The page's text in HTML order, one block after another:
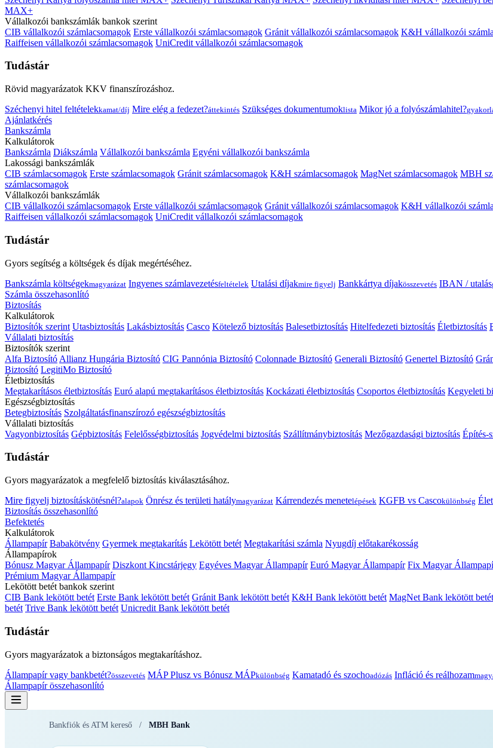
MAX+
Vállalkozói bankszámlák bankok szerint
CIB vállalkozói számlacsomagok Erste vállalkozói számlacsomagok Gránit vállalkozói számlacsomagok K&H vállalkozói
Raiffeisen vállalkozói számlacsomagok UniCredit vállalkozói számlacsomagok
Tudástár
Rövid magyarázatok KKV finanszírozáshoz.
Széchenyi hitel feltételekkamat/díj Mire elég a fedezet?áttekintés Szükséges dokumentumoklista Mikor jó a folyószámlahitel?
Ajánlatkérés
Bankszámla
Kalkulátorok
Bankszámla Diákszámla Vállalkozói bankszámla Egyéni vállalkozói bankszámla
Lakossági bankszámlák
CIB számlacsomagok Erste számlacsomagok Gránit számlacsomagok K&H számlacsomagok MagNet számlacsomagok MBH
számlacsomagok
Vállalkozói bankszámlák
CIB vállalkozói számlacsomagok Erste vállalkozói számlacsomagok Gránit vállalkozói számlacsomagok K&H vállalkozói
Raiffeisen vállalkozói számlacsomagok UniCredit vállalkozói számlacsomagok
Tudástár
Gyors segítség a költségek és díjak megértéséhez.
Bankszámla költségekmagyarázat Ingyenes számlavezetésfeltételek Utalási díjakmire figyelj Bankkártya díjakösszevetés IBAN / utalás
Számla összehasonlító
Biztosítás
Kalkulátorok
Biztosítók szerint Utasbiztosítás Lakásbiztosítás Casco Kötelező biztosítás Balesetbiztosítás Hitelfedezeti biztosítás Életbiztosítás
Vállalati biztosítás
Biztosítók szerint
Alfa Biztosító Allianz Hungária Biztosító CIG Pannónia Biztosító Colonnade Biztosító Generali Biztosító Genertel Biztosító
Biztosító LegitiMo Biztosító
Életbiztosítás
Megtakarításos életbiztosítás Euró alapú megtakarításos életbiztosítás Kockázati életbiztosítás Csoportos életbiztosítás Kegyeleti
Egészségbiztosítás
Betegbiztosítás Szolgáltatásfinanszírozó egészségbiztosítás
Vállalati biztosítás
Vagyonbiztosítás Gépbiztosítás Felelősségbiztosítás Jogvédelmi biztosítás Szállítmánybiztosítás Mezőgazdasági biztosítás Építés-
Tudástár
Gyors magyarázatok a megfelelő biztosítás kiválasztásához.
Mire figyelj biztosításkötésnél?alapok Önrész és területi hatálymagyarázat Kárrendezés menetelépések KGFB vs Cascokülönbség
Biztosítás összehasonlító
Befektetés
Kalkulátorok
Állampapír Babakötvény Gyermek megtakarítás Lekötött betét Megtakarítási számla Nyugdíj előtakarékosság
Állampapírok
Bónusz Magyar Állampapír Diszkont Kincstárjegy Egyéves Magyar Állampapír Euró Magyar Állampapír Fix Magyar
Prémium Magyar Állampapír
Lekötött betét bankok szerint
CIB Bank lekötött betét Erste Bank lekötött betét Gránit Bank lekötött betét K&H Bank lekötött betét MagNet Bank lekötött betét
betét Trive Bank lekötött betét Unicredit Bank lekötött betét
Tudástár
Gyors magyarázatok a biztonságos megtakarításhoz.
Állampapír vagy bankbetét?összevetés MÁP Plusz vs Bónusz MÁPkülönbség Kamatadó és szochoadózás Infláció és reálhozam
Állampapír összehasonlító
Bankfiók és ATM kereső / MBH Bank